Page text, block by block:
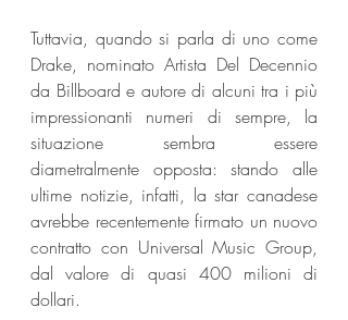
Tuttavia, quando si parla di uno come
Drake, nominato Artista Del Decennio
da Billboard e autore di alcuni tra i più
impressionanti numeri di sempre, la
situazione sembra essere
diametralmente opposta: stando alle
ultime notizie, infatti, la star canadese
avrebbe recentemente firmato un nuovo
contratto con Universal Music Group,
dal valore di quasi 400 milioni di
dollari.